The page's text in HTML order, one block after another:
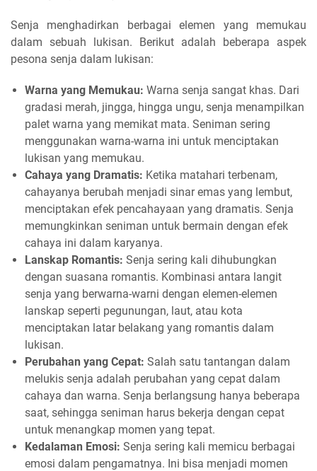
Senja menghadirkan berbagai elemen yang memukau
dalam sebuah lukisan. Berikut adalah beberapa aspek
pesona senja dalam lukisan:
Warna yang Memukau: Warna senja sangat khas. Dari
gradasi merah, jingga, hingga ungu, senja menampilkan
palet warna yang memikat mata. Seniman sering
menggunakan warna-warna ini untuk menciptakan
lukisan yang memukau.
Cahaya yang Dramatis: Ketika matahari terbenam,
cahayanya berubah menjadi sinar emas yang lembut,
menciptakan efek pencahayaan yang dramatis. Senja
memungkinkan seniman untuk bermain dengan efek
cahaya ini dalam karyanya.
Lanskap Romantis: Senja sering kali dihubungkan
dengan suasana romantis. Kombinasi antara langit
senja yang berwarna-warni dengan elemen-elemen
lanskap seperti pegunungan, laut, atau kota
menciptakan latar belakang yang romantis dalam
lukisan.
Perubahan yang Cepat: Salah satu tantangan dalam
melukis senja adalah perubahan yang cepat dalam
cahaya dan warna. Senja berlangsung hanya beberapa
saat, sehingga seniman harus bekerja dengan cepat
untuk menangkap momen yang tepat.
Kedalaman Emosi: Senja sering kali memicu berbagai
emosi dalam pengamatnya. Ini bisa menjadi momen